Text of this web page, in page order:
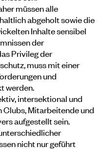
müssen alle
abgeholt sowie die
Inhalte sensibel
der
Privileg der
muss mit einer
und
werden.
intersektional und
Clubs, Mitarbeitende und
aufgestellt sein.
nicht nur geführt